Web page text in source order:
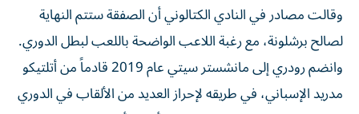
وقالت مصادر في النادي الكتالوني أن الصفقة ستتم النهاية
لصالح برشلونة، مع رغبة اللاعب الواضحة باللعب لبطل الدوري.
وانضم رودري إلى مانشستر سيتي عام 2019 قادماً من أتلتيكو
مدريد الإسباني، في طريقه لإحراز العديد من الألقاب في الدوري